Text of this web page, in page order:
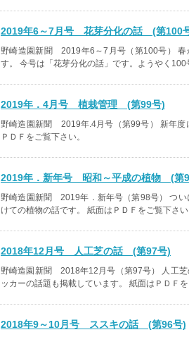
2019年6～7月号 花芽分化の話 (第100
野崎造園新聞 2019年6～7月号（第100号） 春
す。 今号は「花芽分化の話」です。ようやく
2019年．4月号 植栽管理 (第99号)
野崎造園新聞 2019年.4月号（第99号） 新年度
ＰＤＦをご覧下さい。
2019年．新年号 昭和～平成の植物 (第
野崎造園新聞 2019年．新年号（第98号） つい
けての植物の話です。 紙面はＰＤＦをご覧下さ
2018年12月号 人工芝の話 (第97号)
野崎造園新聞 2018年12月号（第97号） 人工
ッカーの話題も掲載しています。 紙面はＰＤＦ
2018年9～10月号 ススキの話 (第96号)